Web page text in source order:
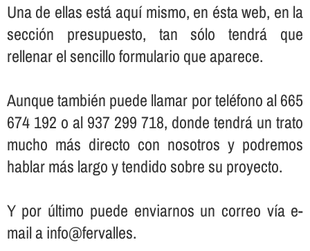
Una de ellas está aquí­ mismo, en ésta web, en la
sección presupuesto, tan sólo tendrá que
rellenar el sencillo formulario que aparece.
Aunque también puede llamar por teléfono al 665
674 192 o al 937 299 718, donde tendrá un trato
mucho más directo con nosotros y podremos
hablar más largo y tendido sobre su proyecto.
Y por último puede enviarnos un correo ví­a e-
mail a info@fervalles.